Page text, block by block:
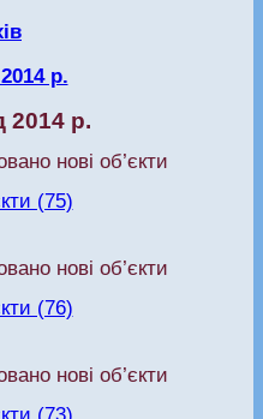
р.
2014 р.
нові об’єкти
(75)
нові об’єкти
(76)
нові об’єкти
(73)